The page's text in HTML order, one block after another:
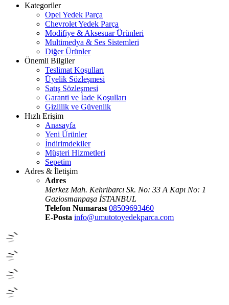
Kategoriler
Opel Yedek Parça
Chevrolet Yedek Parça
Modifiye & Aksesuar Ürünleri
Multimedya & Ses Sistemleri
Diğer Ürünler
Önemli Bilgiler
Teslimat Koşulları
Üyelik Sözleşmesi
Satış Sözleşmesi
Garanti ve İade Koşulları
Gizlilik ve Güvenlik
Hızlı Erişim
Anasayfa
Yeni Ürünler
İndirimdekiler
Müşteri Hizmetleri
Sepetim
Adres & İletişim
Adres
Merkez Mah. Kehribarcı Sk. No: 33 A Kapı No: 1
Gaziosmanpaşa İSTANBUL
Telefon Numarası 08509693460
E-Posta info@umutotoyedekparca.com